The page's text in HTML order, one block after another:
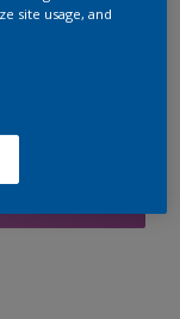
site usage, and